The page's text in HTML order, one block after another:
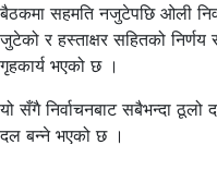
बैठकमा सहमति नजुटेपछि ओली
जुटेको र हस्ताक्षर सहितको निर्णय
गृहकार्य भएको छ ।
यो सँगै निर्वाचनबाट सबैभन्दा
दल बन्ने भएको छ ।